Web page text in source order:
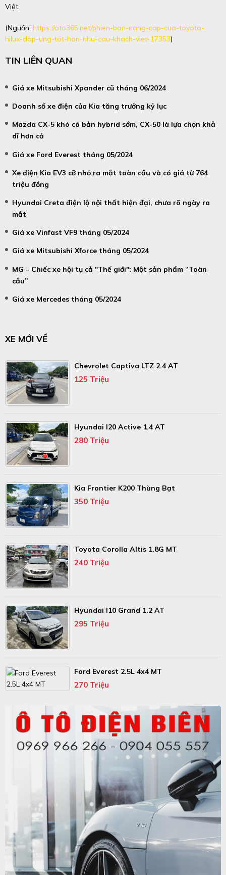
Việt.
(Nguồn: https://oto365.net/phien-ban-nang-cap-cua-toyota-
hilux-dap-ung-tot-hon-nhu-cau-khach-viet-17353)
TIN LIÊN QUAN
Giá xe Mitsubishi Xpander cũ tháng 06/2024
Doanh số xe điện của Kia tăng trưởng kỷ lục
Mazda CX-5 khó có bản hybrid sớm, CX-50 là lựa chọn khả
dĩ hơn cả
Giá xe Ford Everest tháng 05/2024
Xe điện Kia EV3 cỡ nhỏ ra mắt toàn cầu và có giá từ 764
triệu đồng
Hyundai Creta điện lộ nội thất hiện đại, chưa rõ ngày ra
mắt
Giá xe Vinfast VF9 tháng 05/2024
Giá xe Mitsubishi Xforce tháng 05/2024
MG – Chiếc xe hội tụ cả "Thế giới": Một sản phẩm “Toàn
cầu”
Giá xe Mercedes tháng 05/2024
XE MỚI VỀ
Chevrolet Captiva LTZ 2.4 AT
125 Triệu
Hyundai I20 Active 1.4 AT
280 Triệu
Kia Frontier K200 Thùng Bạt
350 Triệu
Toyota Corolla Altis 1.8G MT
240 Triệu
Hyundai I10 Grand 1.2 AT
295 Triệu
Ford Everest 2.5L 4x4 MT
270 Triệu